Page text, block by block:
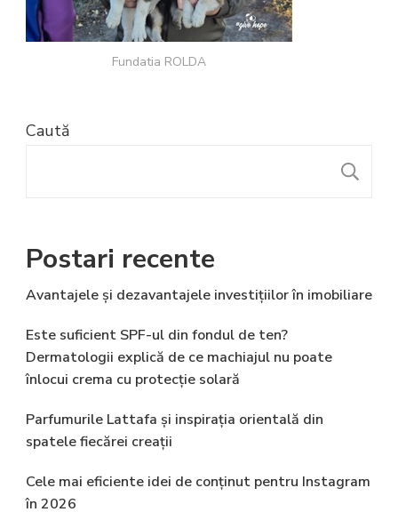
Fundatia ROLDA
Caută
Postari recente
Avantajele și dezavantajele investițiilor în imobiliare
Este suficient SPF-ul din fondul de ten?
Dermatologii explică de ce machiajul nu poate
înlocui crema cu protecție solară
Parfumurile Lattafa și inspirația orientală din
spatele fiecărei creații
Cele mai eficiente idei de conținut pentru Instagram
în 2026